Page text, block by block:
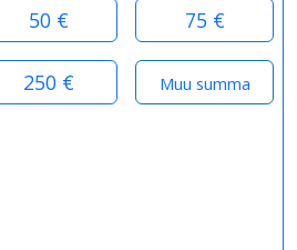
50 € 75 €
250 €